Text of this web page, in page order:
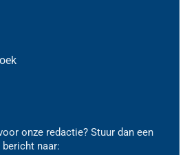
onze redactie? Stuur dan een
bericht naar: